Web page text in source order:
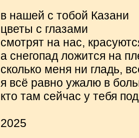
в нашей с тобой Казани
цветы с глазами
смотрят на нас,
а снегопад ложится на
сколько меня ни гладь,
я всё равно ужалю в
кто там сейчас у тебя
2025